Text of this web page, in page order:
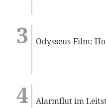
Odysseus-Film:
Alarmflut im